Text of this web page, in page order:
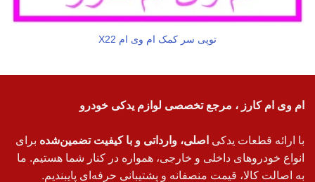
توپی سر کمک ام وی ام X22
ام وی ام کارز ، مرجع تخصصی لوازم یدکی خودرو
با ارائه قطعات یدکی اصلی، وارداتی و با کیفیت تضمین‌شده برای
انواع خودروهای داخلی و خارجی، همواره در کنار شما هستیم. ما
به اصالت کالا، قیمت منصفانه و پشتیبانی حرفه‌ای پایبندیم.